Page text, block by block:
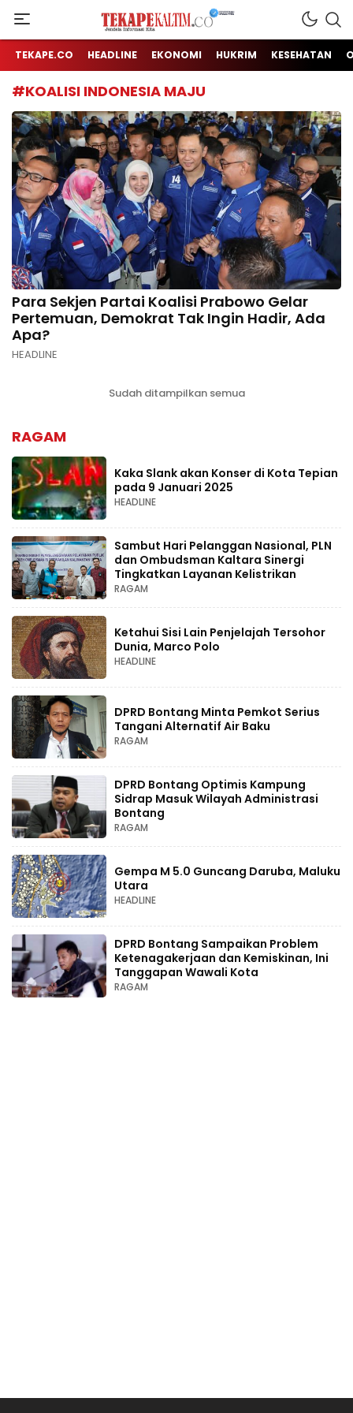
TEKAPE KALTIM
Jendela Informasi Kita
TEKAPE.CO HEADLINE EKONOMI HUKRIM KESEHATAN
#KOALISI INDONESIA MAJU
Para Sekjen Partai Koalisi Prabowo Gelar
Pertemuan, Demokrat Tak Ingin Hadir, Ada
Apa?
HEADLINE
Sudah ditampilkan semua
RAGAM
Kaka Slank akan Konser di Kota Tepian
pada 9 Januari 2025
HEADLINE
Sambut Hari Pelanggan Nasional, PLN
dan Ombudsman Kaltara Sinergi
Tingkatkan Layanan Kelistrikan
RAGAM
Ketahui Sisi Lain Penjelajah Tersohor
Dunia, Marco Polo
HEADLINE
DPRD Bontang Minta Pemkot Serius
Tangani Alternatif Air Baku
RAGAM
DPRD Bontang Optimis Kampung
Sidrap Masuk Wilayah Administrasi
Bontang
RAGAM
Gempa M 5.0 Guncang Daruba, Maluku
Utara
HEADLINE
DPRD Bontang Sampaikan Problem
Ketenagakerjaan dan Kemiskinan, Ini
Tanggapan Wawali Kota
RAGAM